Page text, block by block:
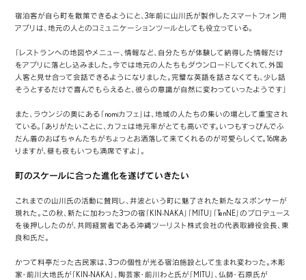
宿泊客が自ら町を散策できるようにと、3年前に山川氏が製作したスマートフォン用
アプリは、地元の人とのコミュニケーションツールとしても役立っている。
「レストランへの地図やメニュー、情報など、自分たちが体験して納得した情報だけ
をアプリに落とし込みました。今では地元の人たちもダウンロードしてくれて、外国
人客と見せ合って会話できるようになりました。完璧な英語を話さなくても、少し話
そうとするだけで喜んでもらえると、彼らの意識が自然に変わっていったようです」
また、ラウンジの奥にある「nomiカフェ」は、地域の人たちの集いの場として重宝され
ている。「ありがたいことに、カフェは地元率がとても高いです。いつもすっぴんでふ
だん着のおばちゃんたちがちょっとお洒落して来てくれるのが可愛らしくて。16席あ
りますが、昼も夜もいつも満席ですよ」。
町のスケールに合った進化を遂げていきたい
これまでの山川氏の活動に賛同し、井波という町に魅了された新たなスポンサーが
現れた。この秋、新たに加わった3つの宿「KIN-NAKA」「MITU」「TenNE」のプロデュース
を後押ししたのが、共同経営者である沖縄ツーリスト株式会社の代表取締役会長、東
良和氏だ。
かつて料亭だった古民家は、3つの個性が光る宿泊施設として生まれ変わった。木彫
家・前川大地氏が「KIN-NAKA」、陶芸家・前川わと氏が「MITU」、仏師・石原氏が